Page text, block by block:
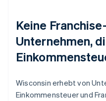
Keine
Unternehmen,
Wisconsin erhebt von
Einkommensteuer und